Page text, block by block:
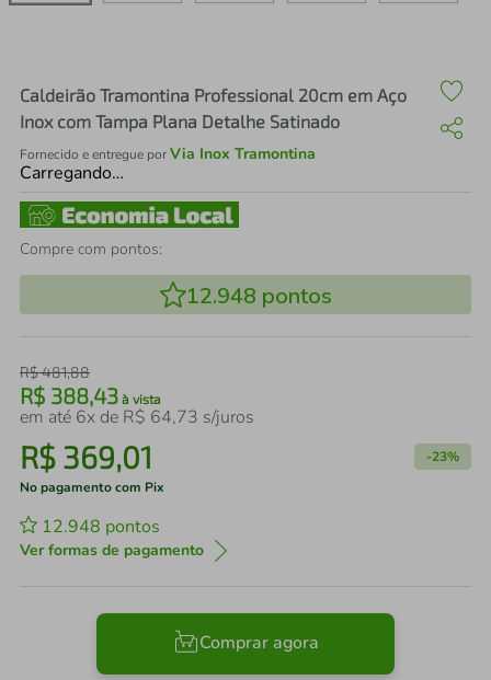
Caldeirão Tramontina Professional 20cm em Aço
Inox com Tampa Plana Detalhe Satinado
Fornecido e entregue porVia Inox Tramontina
Carregando…
Compre com pontos:
12.948 pontos
R$481,88
R$ 388,43 à vista
em até 6x de R$ 64,73 s/juros
R$ 369,01 -23%
No pagamento com Pix
12.948 pontos
Ver formas de pagamento
Comprar agora